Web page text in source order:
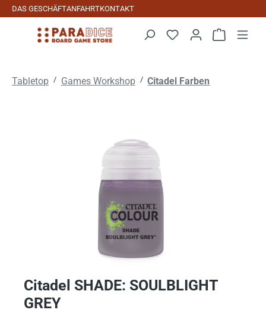
Zum Hauptinhalt springen
DAS GESCHÄFTANFAHRTKONTAKT
Tabletop / Games Workshop / Citadel Farben
Bildergalerie überspringen
Citadel SHADE: SOULBLIGHT
GREY